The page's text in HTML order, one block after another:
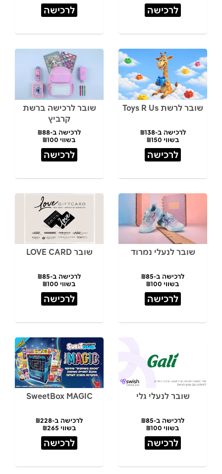
לרכישה לרכישה
שובר לרשת Toys R Us
לרכישה ב-₪138
בשווי ₪150
לרכישה
שובר לרכישה ברשת
קרביץ
לרכישה ב-₪88
בשווי ₪100
לרכישה
שובר לנעלי נמרוד
לרכישה ב-₪85
בשווי ₪100
לרכישה
שובר LOVE CARD
לרכישה ב-₪85
בשווי ₪100
לרכישה
שובר לנעלי גלי
לרכישה ב-₪85
בשווי ₪100
לרכישה
SweetBox MAGIC
לרכישה ב-₪228
בשווי ₪265
לרכישה